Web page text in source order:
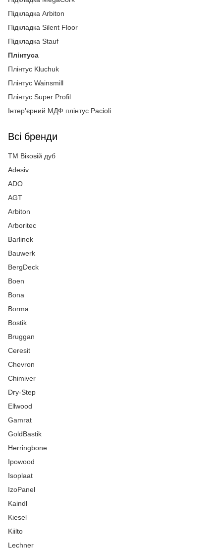
Підкладка Arbiton
Підкладка Silent Floor
Підкладка Stauf
Плінтуса
Плінтус Kluchuk
Плінтус Wainsmill
Плінтус Super Profil
Інтер'єрний МДФ плінтус Pacioli
Всі бренди
ТМ Вiковій дуб
Adesiv
ADO
AGT
Arbiton
Arboritec
Barlinek
Bauwerk
BergDeck
Boen
Bona
Borma
Bostik
Bruggan
Ceresit
Chevron
Chimiver
Dry-Step
Ellwood
Gamrat
GoldBastik
Herringbone
Ipowood
Isoplaat
IzoPanel
Kaindl
Kiesel
Kiilto
Lechner